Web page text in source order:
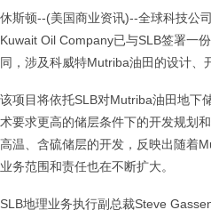
休斯顿--(美国商业资讯)--全球科技公
Kuwait Oil Company已与SLB签署一
同，涉及科威特Mutriba油田的设计、
该项目将依托SLB对Mutriba油田地下
术要求更高的储层条件下的开发规划
高温、含硫储层的开发，反映出随着
业务范围和责任也在不断扩大。
SLB地理业务执行副总裁Steve